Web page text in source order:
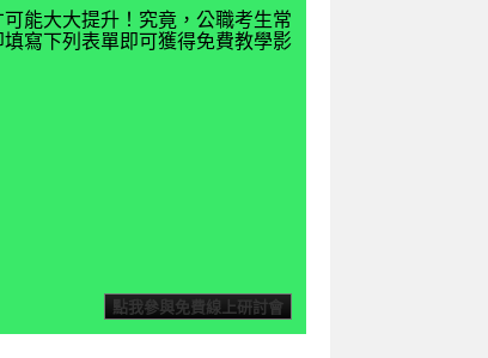
能大大提升！究竟，公職考生常
寫下列表單即可獲得免費教學影